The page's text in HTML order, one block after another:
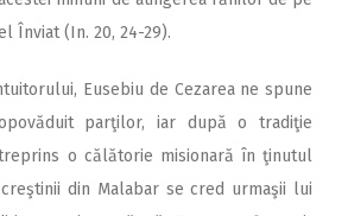
Înviat (In. 20, 24-29).
Eusebiu de Cezarea ne spune
parţilor, iar după o tradiţie
o călătorie misionară în ţinutul
creştinii din Malabar se cred urmaşii lui